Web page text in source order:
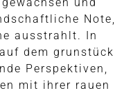
Note,
ausstrahlt. In
dem grunstück
Perspektiven,
mit ihrer rauen